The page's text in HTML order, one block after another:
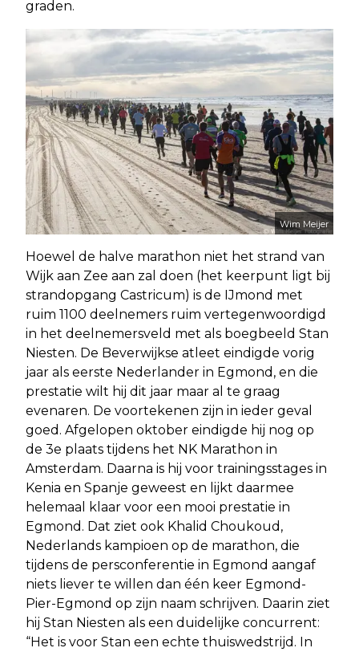
graden.
Wim Meijer
Hoewel de halve marathon niet het strand van
Wijk aan Zee aan zal doen (het keerpunt ligt bij
strandopgang Castricum) is de IJmond met
ruim 1100 deelnemers ruim vertegenwoordigd
in het deelnemersveld met als boegbeeld Stan
Niesten. De Beverwijkse atleet eindigde vorig
jaar als eerste Nederlander in Egmond, en die
prestatie wilt hij dit jaar maar al te graag
evenaren. De voortekenen zijn in ieder geval
goed. Afgelopen oktober eindigde hij nog op
de 3e plaats tijdens het NK Marathon in
Amsterdam. Daarna is hij voor trainingsstages in
Kenia en Spanje geweest en lijkt daarmee
helemaal klaar voor een mooi prestatie in
Egmond. Dat ziet ook Khalid Choukoud,
Nederlands kampioen op de marathon, die
tijdens de persconferentie in Egmond aangaf
niets liever te willen dan één keer Egmond-
Pier-Egmond op zijn naam schrijven. Daarin ziet
hij Stan Niesten als een duidelijke concurrent:
“Het is voor Stan een echte thuiswedstrijd. In